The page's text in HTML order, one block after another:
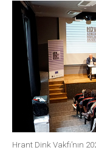
Hrant Dink Vakfı’nın